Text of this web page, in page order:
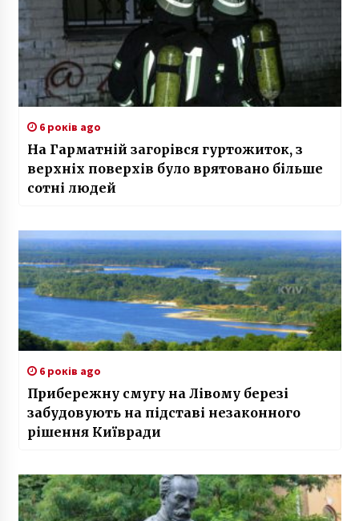
6 років ago
На Гарматній загорівся гуртожиток, з
верхніх поверхів було врятовано більше
сотні людей
6 років ago
Прибережну смугу на Лівому березі
забудовують на підставі незаконного
рішення Київради